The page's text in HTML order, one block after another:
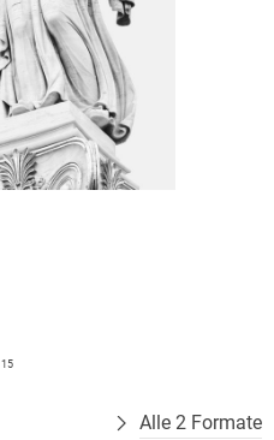
15
Alle 2 Formate